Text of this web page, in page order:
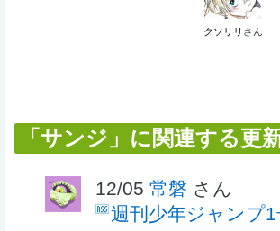
クソリリ さん
「サンジ」に関連する更
12/05 常磐 さん
週刊少年ジャンプ1